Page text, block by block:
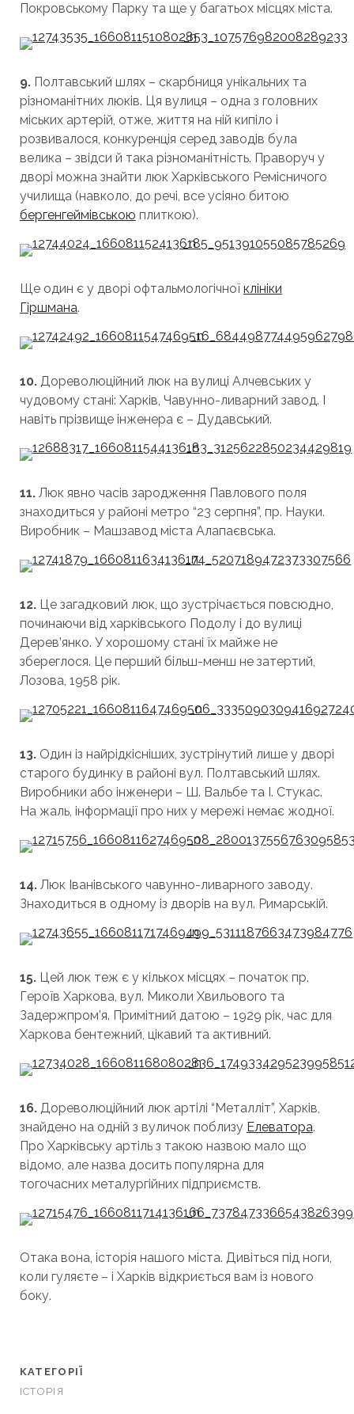
Покровському Парку та ще у багатьох місцях міста.
9. Полтавський шлях – скарбниця унікальних та
різноманітних люків. Ця вулиця – одна з головних
міських артерій, отже, життя на ній кипіло і
розвивалося, конкуренція серед заводів була
велика – звідси й така різноманітність. Праворуч у
дворі можна знайти люк Харківського Ремісничого
училища (навколо, до речі, все усіяно битою
бергенгеймівською плиткою).
Ще один є у дворі офтальмологічної клініки
Гіршмана.
10. Дореволюційний люк на вулиці Алчевських у
чудовому стані: Харків, Чавунно-ливарний завод. І
навіть прізвище інженера є – Дудавський.
11. Люк явно часів зародження Павлового поля
знаходиться у районі метро “23 серпня”, пр. Науки.
Виробник – Машзавод міста Алапаєвська.
12. Це загадковий люк, що зустрічається повсюдно,
починаючи від харківського Подолу і до вулиці
Дерев’янко. У хорошому стані їх майже не
збереглося. Це перший більш-менш не затертий,
Лозова, 1958 рік.
13. Один із найрідкісніших, зустрінутий лише у дворі
старого будинку в районі вул. Полтавський шлях.
Виробники або інженери – Ш. Вальбе та І. Стукас.
На жаль, інформації про них у мережі немає жодної.
14. Люк Іванівського чавунно-ливарного заводу.
Знаходиться в одному із дворів на вул. Римарській.
15. Цей люк теж є у кількох місцях – початок пр.
Героїв Харкова, вул. Миколи Хвильового та
Задержпром’я. Примітний датою – 1929 рік, час для
Харкова бентежний, цікавий та активний.
16. Дореволюційний люк артілі “Металліт”, Харків,
знайдено на одній з вуличок поблизу Елеватора.
Про Харківську артіль з такою назвою мало що
відомо, але назва досить популярна для
тогочасних металургійних підприємств.
Отака вона, історія нашого міста. Дивіться під ноги,
коли гуляєте – і Харків відкриється вам із нового
боку.
КАТЕГОРІЇ
ІСТОРІЯ